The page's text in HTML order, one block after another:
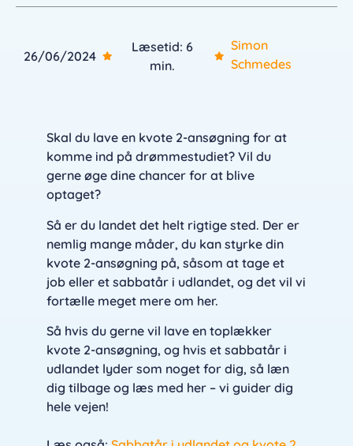
26/06/2024
Læsetid: 6
min.
Simon
Schmedes
Skal du lave en kvote 2-ansøgning for at
komme ind på drømmestudiet? Vil du
gerne øge dine chancer for at blive
optaget?
Så er du landet det helt rigtige sted. Der er
nemlig mange måder, du kan styrke din
kvote 2-ansøgning på, såsom at tage et
job eller et sabbatår i udlandet, og det vil vi
fortælle meget mere om her.
Så hvis du gerne vil lave en toplækker
kvote 2-ansøgning, og hvis et sabbatår i
udlandet lyder som noget for dig, så læn
dig tilbage og læs med her – vi guider dig
hele vejen!